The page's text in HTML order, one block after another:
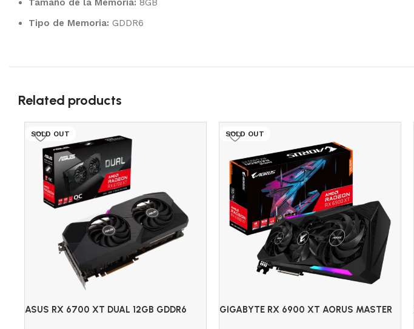
Tamaño de la Memoria: 8GB
Tipo de Memoria: GDDR6
Related products
SOLD OUT
ASUS RX 6700 XT DUAL 12GB GDDR6
SOLD OUT
GIGABYTE RX 6900 XT AORUS MASTER